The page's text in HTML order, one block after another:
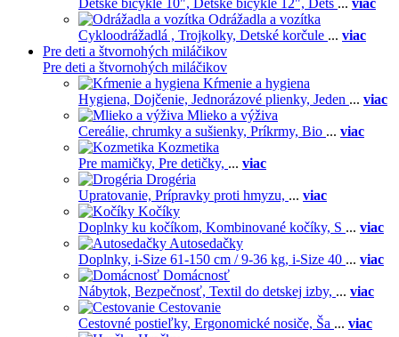
Detské bicykle 10", Detské bicykle 12", Dets ... viac
Odrážadla a vozítka
Cykloodrážadlá , Trojkolky, Detské korčule ... viac
Pre deti a štvornohých miláčikov
Pre deti a štvornohých miláčikov
Kŕmenie a hygiena
Hygiena, Dojčenie, Jednorázové plienky, Jeden ... viac
Mlieko a výživa
Cereálie, chrumky a sušienky, Príkrmy, Bio ... viac
Kozmetika
Pre mamičky, Pre detičky, ... viac
Drogéria
Upratovanie, Prípravky proti hmyzu, ... viac
Kočíky
Doplnky ku kočíkom, Kombinované kočíky, S ... viac
Autosedačky
Doplnky, i-Size 61-150 cm / 9-36 kg, i-Size 40 ... viac
Domácnosť
Nábytok, Bezpečnosť, Textil do detskej izby, ... viac
Cestovanie
Cestovné postieľky, Ergonomické nosiče, Ša ... viac